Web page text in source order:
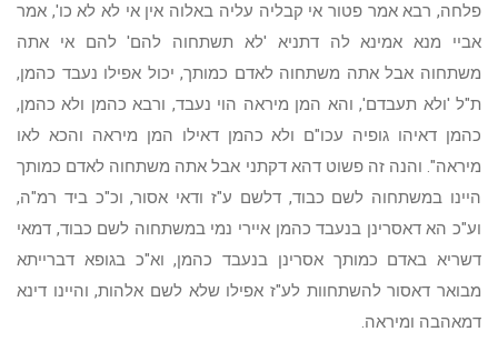
פלחה, רבא אמר פטור אי קבליה עליה באלוה אין אי לא לא כו', אמר
אביי מנא אמינא לה דתניא 'לא תשתחוה להם' להם אי אתה
משתחוה אבל אתה משתחוה לאדם כמותך, יכול אפילו נעבד כהמן,
ת"ל 'ולא תעבדם', והא המן מיראה הוי נעבד, ורבא כהמן ולא כהמן,
כהמן דאיהו גופיה עכו"ם ולא כהמן דאילו המן מיראה והכא לאו
מיראה". והנה זה פשוט דהא דקתני אבל אתה משתחוה לאדם כמותך
היינו במשתחוה לשם כבוד, דלשם ע"ז ודאי אסור, וכ"כ ביד רמ"ה,
וע"כ הא דאסרינן בנעבד כהמן איירי נמי במשתחוה לשם כבוד, דמאי
דשריא באדם כמותך אסרינן בנעבד כהמן, וא"כ בגופא דברייתא
מבואר דאסור להשתחוות לע"ז אפילו שלא לשם אלהות, והיינו דינא
דמאהבה ומיראה.